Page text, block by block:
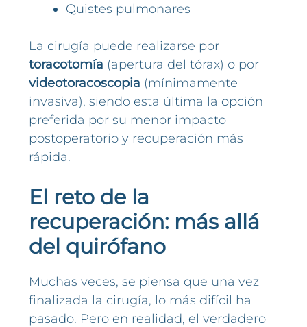
Quistes pulmonares
La cirugía puede realizarse por
toracotomía (apertura del tórax) o por
videotoracoscopia (mínimamente
invasiva), siendo esta última la opción
preferida por su menor impacto
postoperatorio y recuperación más
rápida.
El reto de la
recuperación: más allá
del quirófano
Muchas veces, se piensa que una vez
finalizada la cirugía, lo más difícil ha
pasado. Pero en realidad, el verdadero